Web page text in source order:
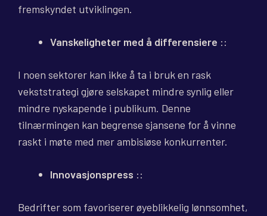
fremskyndet utviklingen.
Vanskeligheter med å differensiere ::
I noen sektorer kan ikke å ta i bruk en rask
vekststrategi gjøre selskapet mindre synlig eller
mindre nyskapende i publikum. Denne
tilnærmingen kan begrense sjansene for å vinne
raskt i møte med mer ambisiøse konkurrenter.
Innovasjonspress ::
Bedrifter som favoriserer øyeblikkelig lønnsomhet,